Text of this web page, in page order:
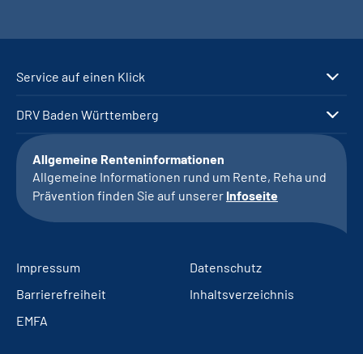
Service auf einen Klick
DRV Baden Württemberg
Allgemeine Renteninformationen
Allgemeine Informationen rund um Rente, Reha und
Prävention finden Sie auf unserer Infoseite
Impressum
Datenschutz
Barrierefreiheit
Inhaltsverzeichnis
EMFA